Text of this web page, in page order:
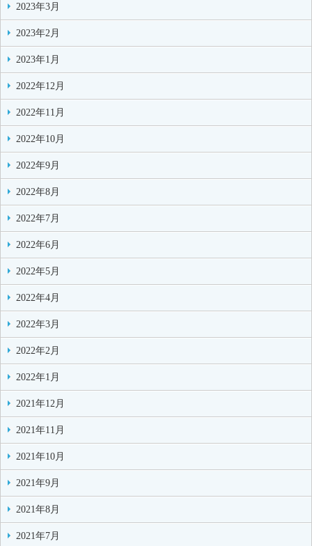
2023年3月
2023年2月
2023年1月
2022年12月
2022年11月
2022年10月
2022年9月
2022年8月
2022年7月
2022年6月
2022年5月
2022年4月
2022年3月
2022年2月
2022年1月
2021年12月
2021年11月
2021年10月
2021年9月
2021年8月
2021年7月